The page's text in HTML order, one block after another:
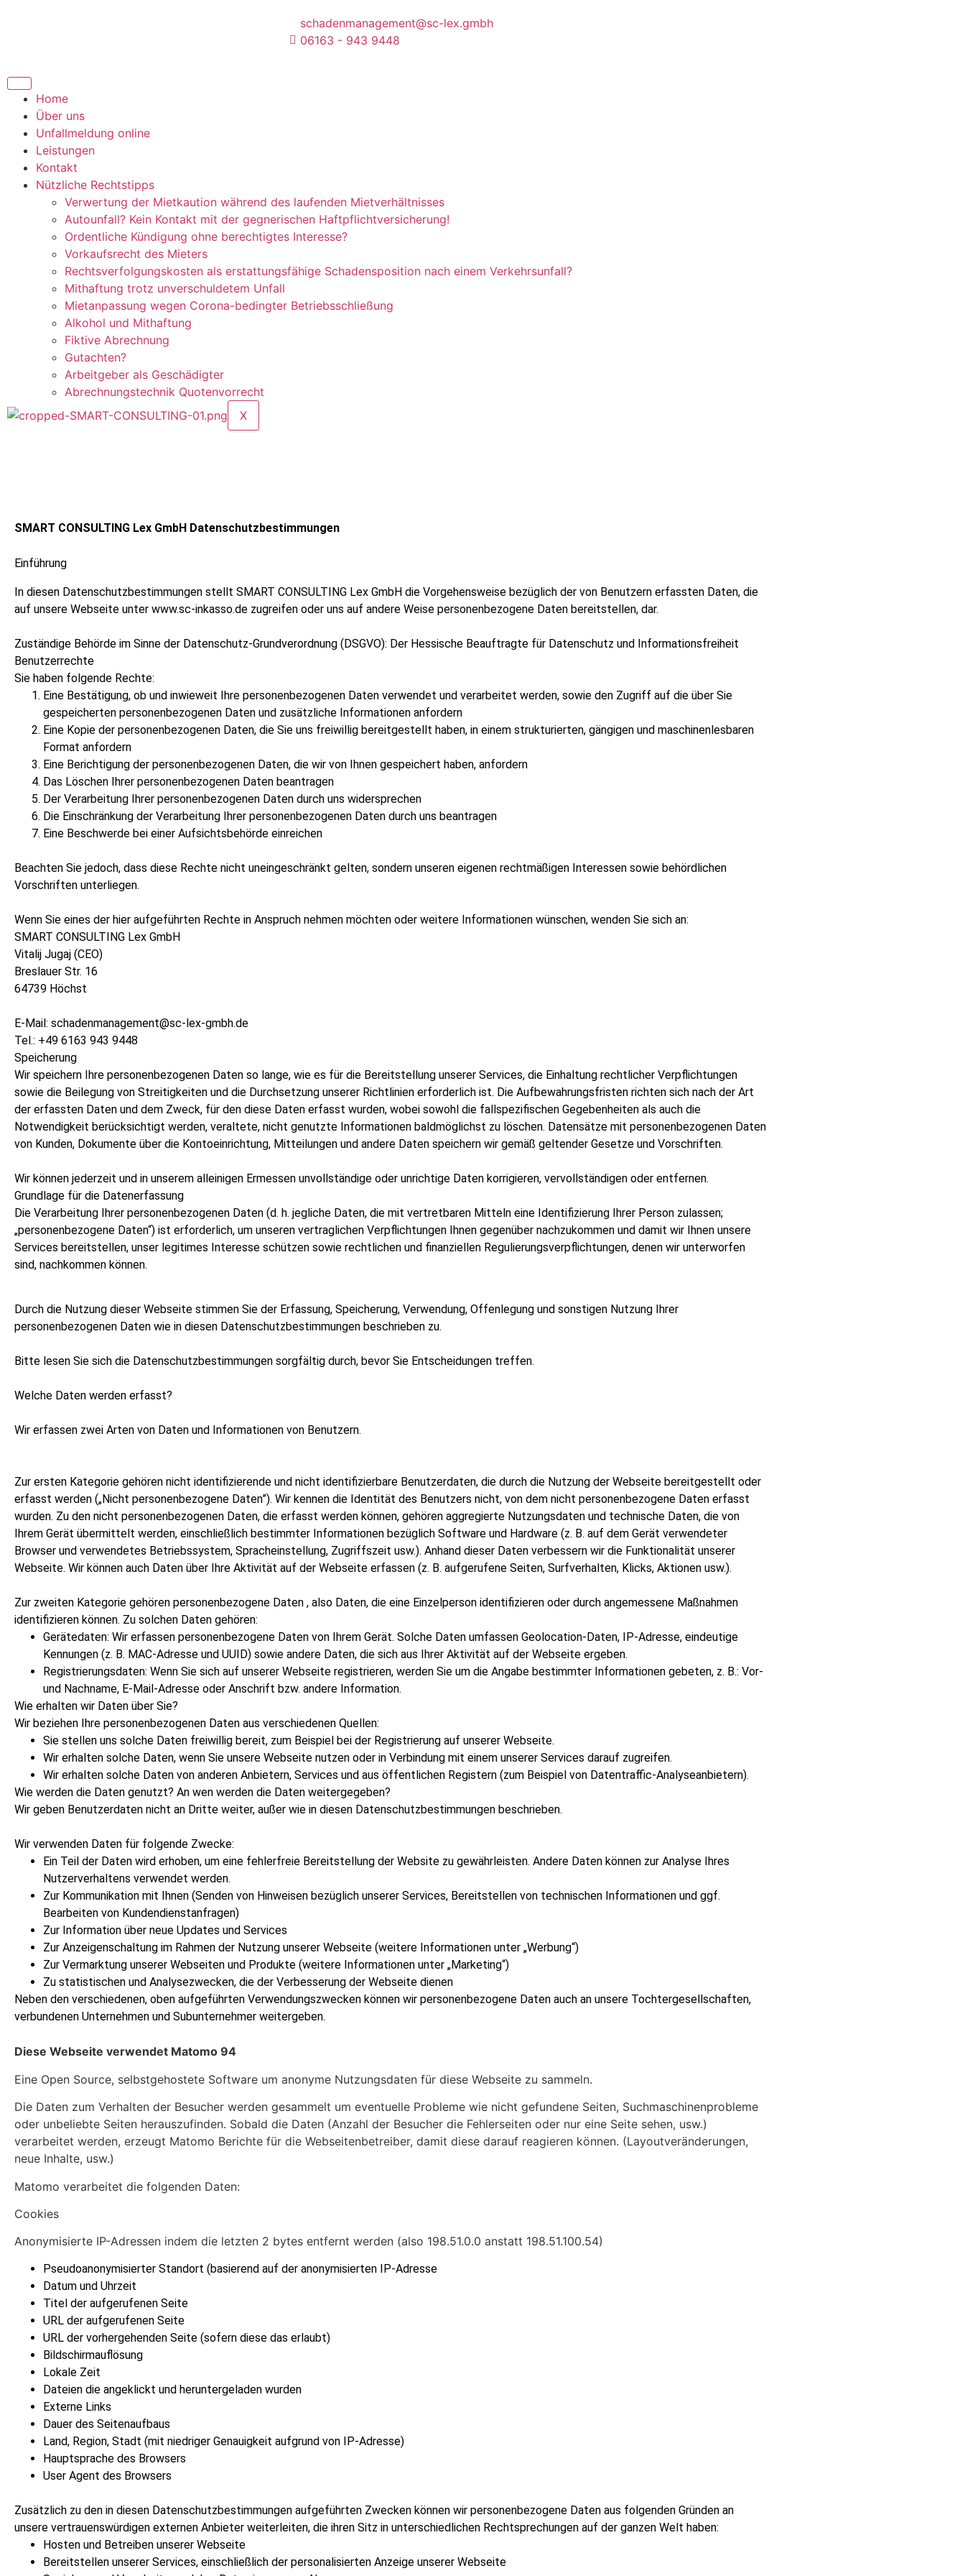
schadenmanagement@sc-lex.gmbh
06163 - 943 9448
Home
Über uns
Unfallmeldung online
Leistungen
Kontakt
Nützliche Rechtstipps
Verwertung der Mietkaution während des laufenden Mietverhältnisses
Autounfall? Kein Kontakt mit der gegnerischen Haftpflichtversicherung!
Ordentliche Kündigung ohne berechtigtes Interesse?
Vorkaufsrecht des Mieters
Rechtsverfolgungskosten als erstattungsfähige Schadensposition nach einem Verkehrsunfall?
Mithaftung trotz unverschuldetem Unfall
Mietanpassung wegen Corona-bedingter Betriebsschließung
Alkohol und Mithaftung
Fiktive Abrechnung
Gutachten?
Arbeitgeber als Geschädigter
Abrechnungstechnik Quotenvorrecht
X
SMART CONSULTING Lex GmbH Datenschutzbestimmungen
Einführung
In diesen Datenschutzbestimmungen stellt SMART CONSULTING Lex GmbH die Vorgehensweise bezüglich der von Benutzern erfassten Daten, die
auf unsere Webseite unter www.sc-inkasso.de zugreifen oder uns auf andere Weise personenbezogene Daten bereitstellen, dar.
Zuständige Behörde im Sinne der Datenschutz-Grundverordnung (DSGVO): Der Hessische Beauftragte für Datenschutz und Informationsfreiheit
Benutzerrechte
Sie haben folgende Rechte:
Eine Bestätigung, ob und inwieweit Ihre personenbezogenen Daten verwendet und verarbeitet werden, sowie den Zugriff auf die über Sie
gespeicherten personenbezogenen Daten und zusätzliche Informationen anfordern
Eine Kopie der personenbezogenen Daten, die Sie uns freiwillig bereitgestellt haben, in einem strukturierten, gängigen und maschinenlesbaren
Format anfordern
Eine Berichtigung der personenbezogenen Daten, die wir von Ihnen gespeichert haben, anfordern
Das Löschen Ihrer personenbezogenen Daten beantragen
Der Verarbeitung Ihrer personenbezogenen Daten durch uns widersprechen
Die Einschränkung der Verarbeitung Ihrer personenbezogenen Daten durch uns beantragen
Eine Beschwerde bei einer Aufsichtsbehörde einreichen
Beachten Sie jedoch, dass diese Rechte nicht uneingeschränkt gelten, sondern unseren eigenen rechtmäßigen Interessen sowie behördlichen
Vorschriften unterliegen.
Wenn Sie eines der hier aufgeführten Rechte in Anspruch nehmen möchten oder weitere Informationen wünschen, wenden Sie sich an:
SMART CONSULTING Lex GmbH
Vitalij Jugaj (CEO)
Breslauer Str. 16
64739 Höchst
E-Mail: schadenmanagement@sc-lex-gmbh.de
Tel.: +49 6163 943 9448
Speicherung
Wir speichern Ihre personenbezogenen Daten so lange, wie es für die Bereitstellung unserer Services, die Einhaltung rechtlicher Verpflichtungen
sowie die Beilegung von Streitigkeiten und die Durchsetzung unserer Richtlinien erforderlich ist. Die Aufbewahrungsfristen richten sich nach der Art
der erfassten Daten und dem Zweck, für den diese Daten erfasst wurden, wobei sowohl die fallspezifischen Gegebenheiten als auch die
Notwendigkeit berücksichtigt werden, veraltete, nicht genutzte Informationen baldmöglichst zu löschen. Datensätze mit personenbezogenen Daten
von Kunden, Dokumente über die Kontoeinrichtung, Mitteilungen und andere Daten speichern wir gemäß geltender Gesetze und Vorschriften.
Wir können jederzeit und in unserem alleinigen Ermessen unvollständige oder unrichtige Daten korrigieren, vervollständigen oder entfernen.
Grundlage für die Datenerfassung
Die Verarbeitung Ihrer personenbezogenen Daten (d. h. jegliche Daten, die mit vertretbaren Mitteln eine Identifizierung Ihrer Person zulassen;
„personenbezogene Daten“) ist erforderlich, um unseren vertraglichen Verpflichtungen Ihnen gegenüber nachzukommen und damit wir Ihnen unsere
Services bereitstellen, unser legitimes Interesse schützen sowie rechtlichen und finanziellen Regulierungsverpflichtungen, denen wir unterworfen
sind, nachkommen können.
Durch die Nutzung dieser Webseite stimmen Sie der Erfassung, Speicherung, Verwendung, Offenlegung und sonstigen Nutzung Ihrer
personenbezogenen Daten wie in diesen Datenschutzbestimmungen beschrieben zu.
Bitte lesen Sie sich die Datenschutzbestimmungen sorgfältig durch, bevor Sie Entscheidungen treffen.
Welche Daten werden erfasst?
Wir erfassen zwei Arten von Daten und Informationen von Benutzern.
Zur ersten Kategorie gehören nicht identifizierende und nicht identifizierbare Benutzerdaten, die durch die Nutzung der Webseite bereitgestellt oder
erfasst werden („Nicht personenbezogene Daten”). Wir kennen die Identität des Benutzers nicht, von dem nicht personenbezogene Daten erfasst
wurden. Zu den nicht personenbezogenen Daten, die erfasst werden können, gehören aggregierte Nutzungsdaten und technische Daten, die von
Ihrem Gerät übermittelt werden, einschließlich bestimmter Informationen bezüglich Software und Hardware (z. B. auf dem Gerät verwendeter
Browser und verwendetes Betriebssystem, Spracheinstellung, Zugriffszeit usw.). Anhand dieser Daten verbessern wir die Funktionalität unserer
Webseite. Wir können auch Daten über Ihre Aktivität auf der Webseite erfassen (z. B. aufgerufene Seiten, Surfverhalten, Klicks, Aktionen usw.).
Zur zweiten Kategorie gehören personenbezogene Daten , also Daten, die eine Einzelperson identifizieren oder durch angemessene Maßnahmen
identifizieren können. Zu solchen Daten gehören:
Gerätedaten: Wir erfassen personenbezogene Daten von Ihrem Gerät. Solche Daten umfassen Geolocation-Daten, IP-Adresse, eindeutige
Kennungen (z. B. MAC-Adresse und UUID) sowie andere Daten, die sich aus Ihrer Aktivität auf der Webseite ergeben.
Registrierungsdaten: Wenn Sie sich auf unserer Webseite registrieren, werden Sie um die Angabe bestimmter Informationen gebeten, z. B.: Vor-
und Nachname, E-Mail-Adresse oder Anschrift bzw. andere Information.
Wie erhalten wir Daten über Sie?
Wir beziehen Ihre personenbezogenen Daten aus verschiedenen Quellen:
Sie stellen uns solche Daten freiwillig bereit, zum Beispiel bei der Registrierung auf unserer Webseite.
Wir erhalten solche Daten, wenn Sie unsere Webseite nutzen oder in Verbindung mit einem unserer Services darauf zugreifen.
Wir erhalten solche Daten von anderen Anbietern, Services und aus öffentlichen Registern (zum Beispiel von Datentraffic-Analyseanbietern).
Wie werden die Daten genutzt? An wen werden die Daten weitergegeben?
Wir geben Benutzerdaten nicht an Dritte weiter, außer wie in diesen Datenschutzbestimmungen beschrieben.
Wir verwenden Daten für folgende Zwecke:
Ein Teil der Daten wird erhoben, um eine fehlerfreie Bereitstellung der Website zu gewährleisten. Andere Daten können zur Analyse Ihres
Nutzerverhaltens verwendet werden.
Zur Kommunikation mit Ihnen (Senden von Hinweisen bezüglich unserer Services, Bereitstellen von technischen Informationen und ggf.
Bearbeiten von Kundendienstanfragen)
Zur Information über neue Updates und Services
Zur Anzeigenschaltung im Rahmen der Nutzung unserer Webseite (weitere Informationen unter „Werbung“)
Zur Vermarktung unserer Webseiten und Produkte (weitere Informationen unter „Marketing“)
Zu statistischen und Analysezwecken, die der Verbesserung der Webseite dienen
Neben den verschiedenen, oben aufgeführten Verwendungszwecken können wir personenbezogene Daten auch an unsere Tochtergesellschaften,
verbundenen Unternehmen und Subunternehmer weitergeben.
Diese Webseite verwendet Matomo 94
Eine Open Source, selbstgehostete Software um anonyme Nutzungsdaten für diese Webseite zu sammeln.
Die Daten zum Verhalten der Besucher werden gesammelt um eventuelle Probleme wie nicht gefundene Seiten, Suchmaschinenprobleme
oder unbeliebte Seiten herauszufinden. Sobald die Daten (Anzahl der Besucher die Fehlerseiten oder nur eine Seite sehen, usw.)
verarbeitet werden, erzeugt Matomo Berichte für die Webseitenbetreiber, damit diese darauf reagieren können. (Layoutveränderungen,
neue Inhalte, usw.)
Matomo verarbeitet die folgenden Daten:
Cookies
Anonymisierte IP-Adressen indem die letzten 2 bytes entfernt werden (also 198.51.0.0 anstatt 198.51.100.54)
Pseudoanonymisierter Standort (basierend auf der anonymisierten IP-Adresse
Datum und Uhrzeit
Titel der aufgerufenen Seite
URL der aufgerufenen Seite
URL der vorhergehenden Seite (sofern diese das erlaubt)
Bildschirmauflösung
Lokale Zeit
Dateien die angeklickt und heruntergeladen wurden
Externe Links
Dauer des Seitenaufbaus
Land, Region, Stadt (mit niedriger Genauigkeit aufgrund von IP-Adresse)
Hauptsprache des Browsers
User Agent des Browsers
Zusätzlich zu den in diesen Datenschutzbestimmungen aufgeführten Zwecken können wir personenbezogene Daten aus folgenden Gründen an
unsere vertrauenswürdigen externen Anbieter weiterleiten, die ihren Sitz in unterschiedlichen Rechtsprechungen auf der ganzen Welt haben:
Hosten und Betreiben unserer Webseite
Bereitstellen unserer Services, einschließlich der personalisierten Anzeige unserer Webseite